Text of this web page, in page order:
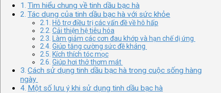
Tìm hiểu chung về tinh dầu bạc hà
Tác dụng của tinh dầu bạc hà với sức khỏe
Hỗ trợ điều trị các vấn đề về hô hấp
Cải thiện hệ tiêu hóa
Làm giảm các cơn đau khớp và hạn chế dị ứng
Giúp tăng cường sức đề kháng
Kích thích tóc mọc
Giúp hơi thở thơm mát
Cách sử dụng tinh dầu bạc hà trong cuộc sống hàng
ngày
Một số lưu ý khi sử dụng tinh dầu bạc hà